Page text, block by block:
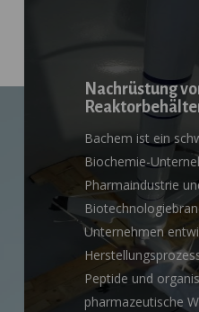
Nachrüstung
Bachem ist ein
Biochemie-
Pharmaindustrie
Unternehmen
Peptide und
pharmazeutische